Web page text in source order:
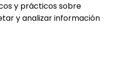
y prácticos sobre
y analizar información